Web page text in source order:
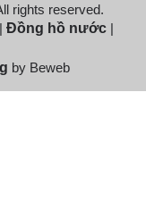
rights reserved.
| Đồng hồ nước |
by Beweb